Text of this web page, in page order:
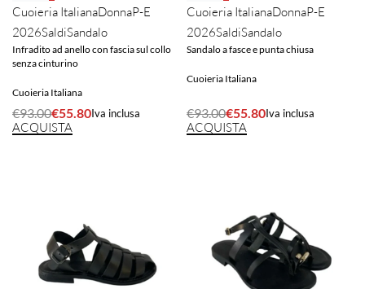
Cuoieria ItalianaDonnaP-E
2026SaldiSandalo
Infradito ad anello con fascia sul collo
senza cinturino
Cuoieria Italiana
€93.00€55.80Iva inclusa
ACQUISTA
Cuoieria ItalianaDonnaP-E
2026SaldiSandalo
Sandalo a fasce e punta chiusa
Cuoieria Italiana
€93.00€55.80Iva inclusa
ACQUISTA